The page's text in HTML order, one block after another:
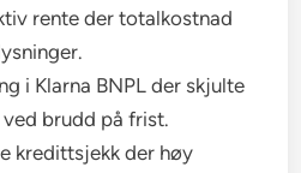
rente der totalkostnad
i Klarna BNPL der skjulte
brudd på frist.
kredittsjekk der høy